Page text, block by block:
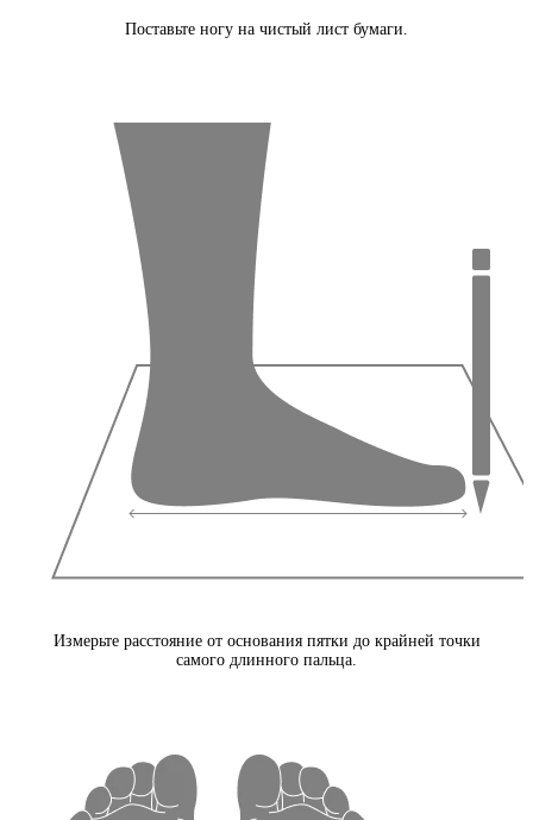
Поставьте ногу на чистый лист бумаги.
Измерьте расстояние от основания пятки до крайней точки
самого длинного пальца.